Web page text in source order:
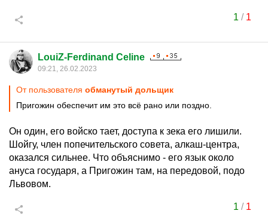
1 / 1
LouiZ-Ferdinand Celine
09:21, 26.02.2023
От пользователя обманутый дольщик
Пригожин обеспечит им это всё рано или поздно.
Он один, его войско тает, доступа к зека его лишили.
Шойгу, член попечительского совета, алкаш-центра,
оказался сильнее. Что объяснимо - его язык около
ануса государя, а Пригожин там, на передовой, подо
Львовом.
1 / 1